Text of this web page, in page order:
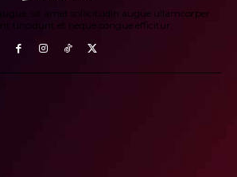
sit amet sollicitudin augue ullamcorper
tincidunt et neque congue efficitur.